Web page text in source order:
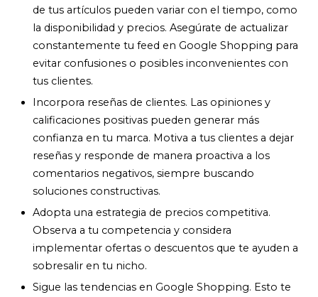
de tus artículos pueden variar con el tiempo, como
la disponibilidad y precios. Asegúrate de actualizar
constantemente tu feed en Google Shopping para
evitar confusiones o posibles inconvenientes con
tus clientes.
Incorpora reseñas de clientes. Las opiniones y
calificaciones positivas pueden generar más
confianza en tu marca. Motiva a tus clientes a dejar
reseñas y responde de manera proactiva a los
comentarios negativos, siempre buscando
soluciones constructivas.
Adopta una estrategia de precios competitiva.
Observa a tu competencia y considera
implementar ofertas o descuentos que te ayuden a
sobresalir en tu nicho.
Sigue las tendencias en Google Shopping. Esto te